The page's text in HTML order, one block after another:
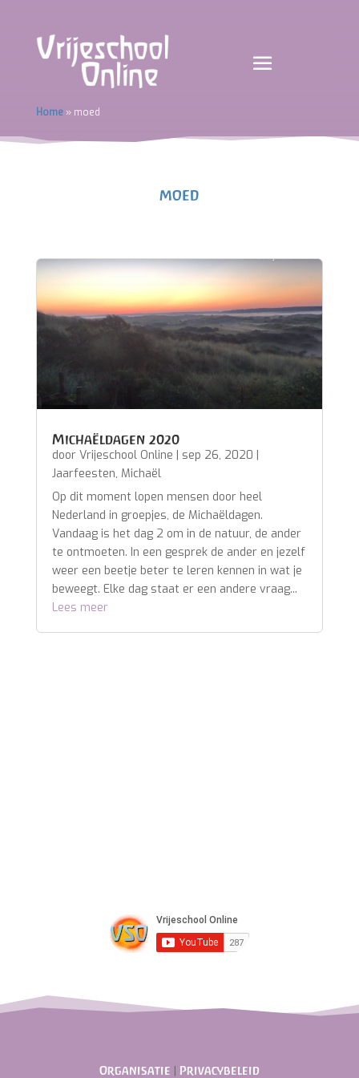
Home» moed
moed
Michaëldagen 2020
door Vrijeschool Online | sep 26, 2020 |
Jaarfeesten, Michaël
Op dit moment lopen mensen door heel
Nederland in groepjes, de Michaëldagen.
Vandaag is het dag 2 om in de natuur, de ander
te ontmoeten. In een gesprek de ander en jezelf
weer een beetje beter te leren kennen in wat je
beweegt. Elke dag staat er een andere vraag...
Lees meer
Organisatie | Privacybeleid